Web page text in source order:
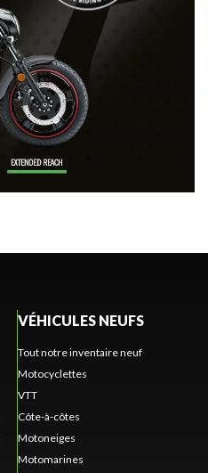
VÉHICULES NEUFS
Tout notre inventaire neuf
Motocyclettes
VTT
Côte-à-côtes
Motoneiges
Motomarines